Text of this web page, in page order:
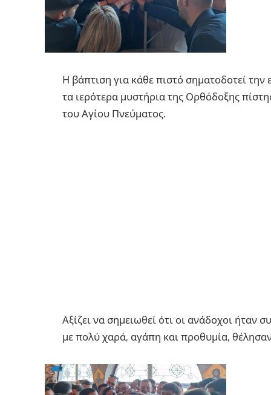
Η βάπτιση για κάθε πιστό σηματοδοτεί την
τα ιερότερα μυστήρια της Ορθόδοξης
του Αγίου Πνεύματος.
Αξίζει να σημειωθεί ότι οι ανάδοχοι ήταν
με πολύ χαρά, αγάπη και προθυμία,